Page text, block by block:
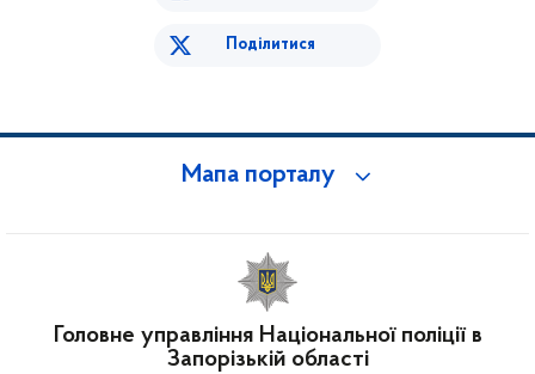
Поділитися
Мапа порталу
Головне управління Національної поліції в
Запорізькій області